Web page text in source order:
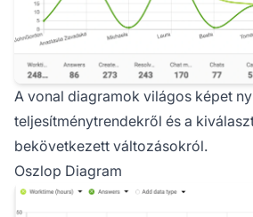
A vonal diagramok világos képet
teljesítménytrendekről és a
bekövetkezett változásokról.
Oszlop Diagram